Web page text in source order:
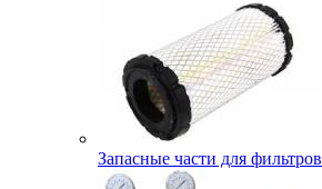
Запасные части для фильтров